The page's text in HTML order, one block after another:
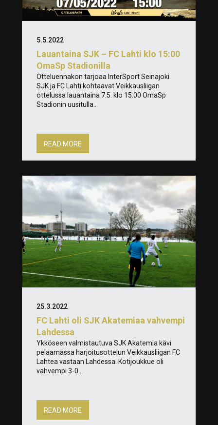
Lauantaina SJK – FC Lahti klo 15:00
OmaSp Stadionilla
5.5.2022
Otteluennakon tarjoaa InterSport Seinäjoki.
SJK ja FC Lahti kohtaavat Veikkausliigan
ottelussa lauantaina 7.5. klo 15:00 OmaSp
Stadionin uusitulla...
READ MORE
FC Lahti oli SJK Akatemiaa vahvempi
Lahdessa
25.3.2022
Ykköseen valmistautuva SJK Akatemia kävi
pelaamassa harjoitusottelun Veikkausliigan FC
Lahtea vastaan Lahdessa. Kotijoukkue oli
vahvempi 3-0...
READ MORE